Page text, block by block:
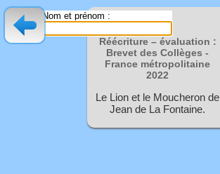
Nom et prénom :
Réécriture – évaluation :
Brevet des Collèges -
France métropolitaine
2022
Le Lion et le Moucheron de
Jean de La Fontaine.